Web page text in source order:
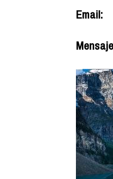
Email: